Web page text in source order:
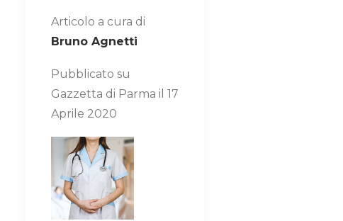
Articolo a cura di
Bruno Agnetti
Pubblicato su
Gazzetta di Parma il 17
Aprile 2020